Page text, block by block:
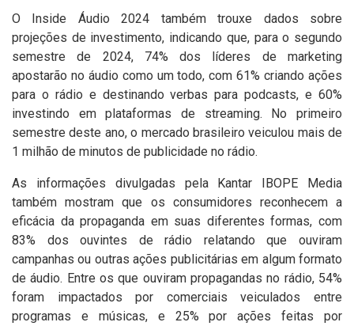
O Inside Áudio 2024 também trouxe dados sobre
projeções de investimento, indicando que, para o segundo
semestre de 2024, 74% dos líderes de marketing
apostarão no áudio como um todo, com 61% criando ações
para o rádio e destinando verbas para podcasts, e 60%
investindo em plataformas de streaming. No primeiro
semestre deste ano, o mercado brasileiro veiculou mais de
1 milhão de minutos de publicidade no rádio.
As informações divulgadas pela Kantar IBOPE Media
também mostram que os consumidores reconhecem a
eficácia da propaganda em suas diferentes formas, com
83% dos ouvintes de rádio relatando que ouviram
campanhas ou outras ações publicitárias em algum formato
de áudio. Entre os que ouviram propagandas no rádio, 54%
foram impactados por comerciais veiculados entre
programas e músicas, e 25% por ações feitas por